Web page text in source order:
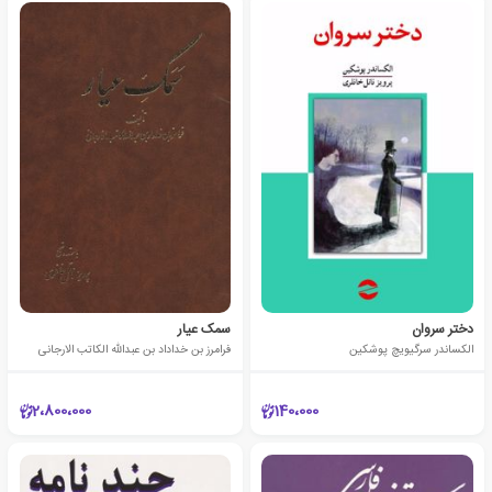
دختر سروان
الکساندر سرگیویچ پوشکین
140،000
سمک عیار
فرامرز بن خداداد بن عبدالله الکاتب الارجانی
2،800،000